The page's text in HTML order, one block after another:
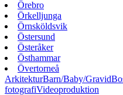
Örebro
Örkelljunga
Örnsköldsvik
Östersund
Österåker
Östhammar
Övertorneå
ArkitekturBarn/Baby/Gravid
fotografiVideoproduktion